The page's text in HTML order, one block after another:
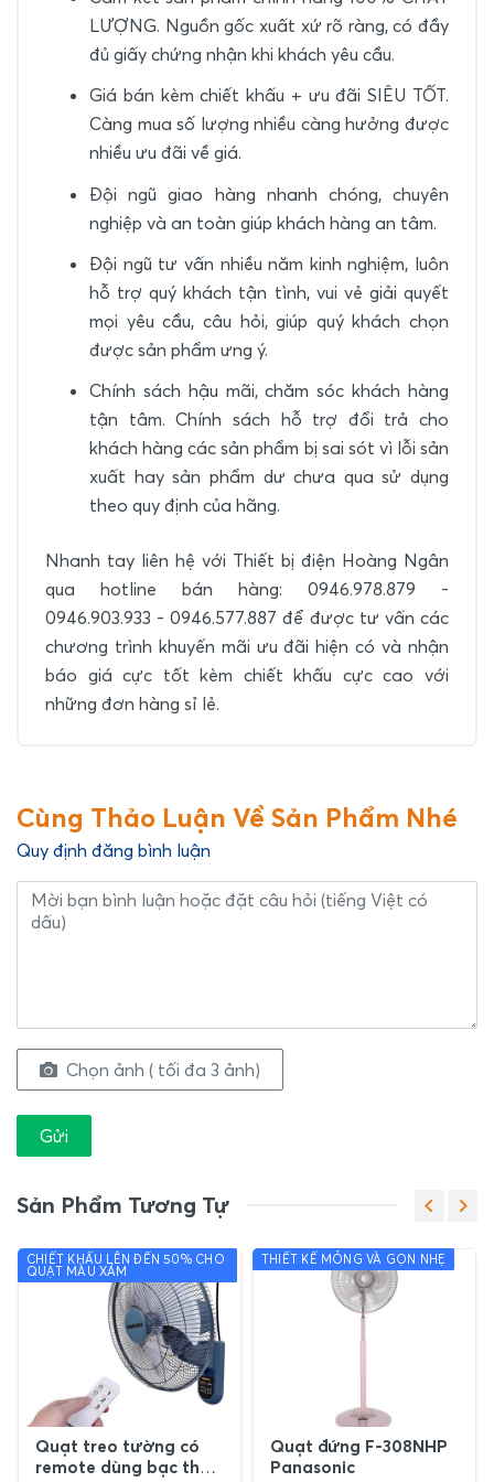
LƯỢNG. Nguồn gốc xuất xứ rõ ràng, có đầy
đủ giấy chứng nhận khi khách yêu cầu.
Giá bán kèm chiết khấu + ưu đãi SIÊU TỐT.
Càng mua số lượng nhiều càng hưởng được
nhiều ưu đãi về giá.
Đội ngũ giao hàng nhanh chóng, chuyên
nghiệp và an toàn giúp khách hàng an tâm.
Đội ngũ tư vấn nhiều năm kinh nghiệm, luôn
hỗ trợ quý khách tận tình, vui vẻ giải quyết
mọi yêu cầu, câu hỏi, giúp quý khách chọn
được sản phẩm ưng ý.
Chính sách hậu mãi, chăm sóc khách hàng
tận tâm. Chính sách hỗ trợ đổi trả cho
khách hàng các sản phẩm bị sai sót vì lỗi sản
xuất hay sản phẩm dư chưa qua sử dụng
theo quy định của hãng.
Nhanh tay liên hệ với Thiết bị điện Hoàng Ngân
qua hotline bán hàng: 0946.978.879 -
0946.903.933 - 0946.577.887 để được tư vấn các
chương trình khuyến mãi ưu đãi hiện có và nhận
báo giá cực tốt kèm chiết khấu cực cao với
những đơn hàng sỉ lẻ.
Cùng Thảo Luận Về Sản Phẩm Nhé
Quy định đăng bình luận
Chọn ảnh ( tối đa 3 ảnh)
Gửi
Sản Phẩm Tương Tự
CHIẾT KHẤU LÊN ĐẾN 50% CHO
QUẠT MÀU XÁM
Quạt treo tường có
remote dùng bạc thau
THIẾT KẾ MỎNG VÀ GỌN NHẸ
Quạt đứng F-308NHP
Panasonic